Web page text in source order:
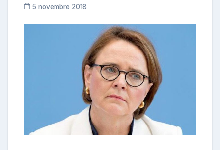
5 novembre 2018
n
t
r
i
b
r
c